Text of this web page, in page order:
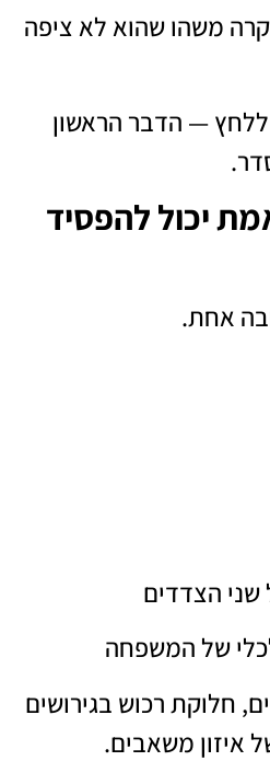
משהו שהוא לא ציפה
— הדבר הראשון
יכול להפסיד
אחת.
הצדדים
של המשפחה
חלוקת רכוש בגירושים
איזון משאבים.